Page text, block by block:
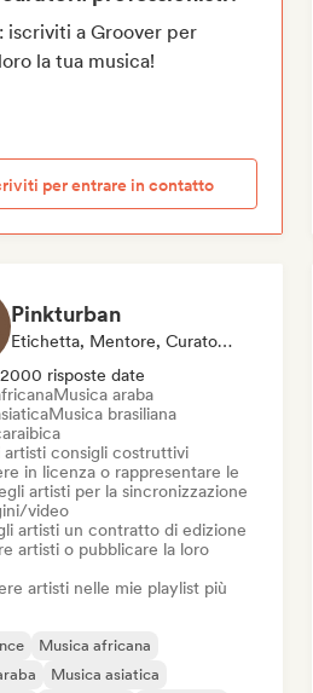
iscriviti a Groover per
la tua musica!
per entrare in contatto
Pinkturban
Etichetta, Mentore, Curatore Di Playlist, Editore, Sync Supervisor
risposte date
Musica araba
Musica brasiliana
artisti consigli costruttivi
in licenza o rappresentare le
artisti per la sincronizzazione
video
artisti un contratto di edizione
artisti o pubblicare la loro
artisti nelle mie playlist più
Musica africana
Musica asiatica